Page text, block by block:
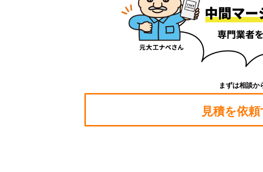
まずは相談か
見積を依